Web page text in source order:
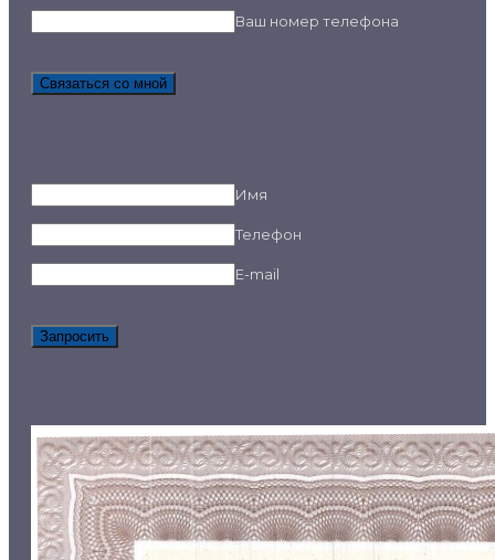
Ваш номер телефона
Связаться со мной
Имя
Телефон
E-mail
Запросить